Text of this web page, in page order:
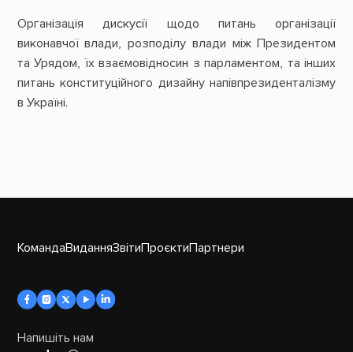
Організація дискусії щодо питань організації
виконавчої влади, розподілу влади між Президентом
та Урядом, їх взаємовідносин з парламентом, та інших
питань конституційного дизайну напівпрезиденталізму
в Україні.
КомандаВиданняЗвітиПроєктиПартнери
Напишіть нам